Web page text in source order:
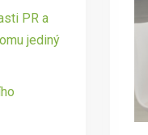
PR a
jediný